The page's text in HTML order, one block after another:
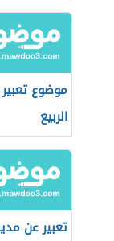
موضوع
الربيع
تعبير عن